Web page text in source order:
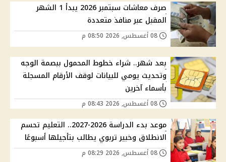
صرف معاشات سبتمبر 2026 يبدأ 1 الشهر
المقبل عبر منافذ متعددة
بعد شهر.. شراء خطوط المحمول ببصمة الوجه
وتحديث يومي للبيانات لوقف الأرقام المسجلة
بأسماء آخرين
موعد بدء الدراسة 2026-2027.. التعليم تحسم
الانطلاق وخبير تربوي يطالب بتأجيلها أسبوعًا